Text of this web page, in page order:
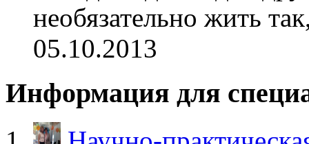
необязательно жить
05.10.2013
Информация для